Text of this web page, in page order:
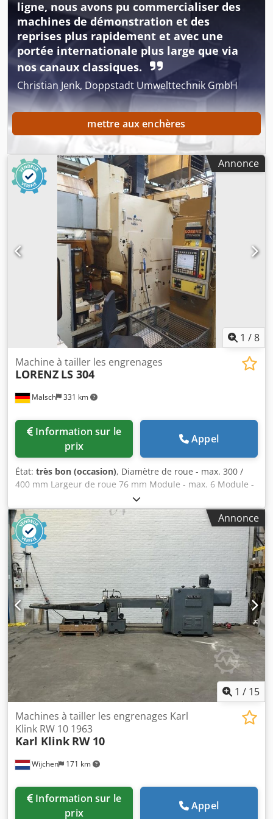
ligne, nous avons pu commercialiser des
machines de démonstration et des
reprises plus rapidement et avec une
portée internationale plus large que via
nos canaux classiques.
Christian Jenk, Doppstadt Umwelttechnik GmbH
mettre aux enchères
Annonce
1 /8
Malsch 331 km
Machine à tailler les engrenages
LORENZ LS 304
prix
Appel
État: très bon (occasion), Diamètre de roue - max. 300 /
400 mm Largeur de roue 76 mm Module - max. 6 Module -
min. 0,5 Commande BWO CNC 921 Déplacement de la
course 94 mm/course Course 82 mm Nombre de courses
75 - 1000 courses/min Nombre de dents 5 - 200 Dedjzq
Hmcopfx Ackjck Porte-fraise SK 45 Diamètre de la table 400
mm Puissance totale requise 50 kW Poids de la machine
env. 7,5 t Dimensions env. 5,0 x 3,8 x 3,4 m Machine en
très bon état !
Annonce
1 / 15
Wijchen 171 km
Machines à tailler les engrenages Karl
Klink RW 10 1963
Karl Klink RW 10
prix
Appel